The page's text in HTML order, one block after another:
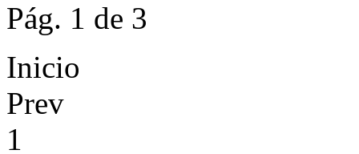
Pág. 1 de 3
Inicio
Prev
1